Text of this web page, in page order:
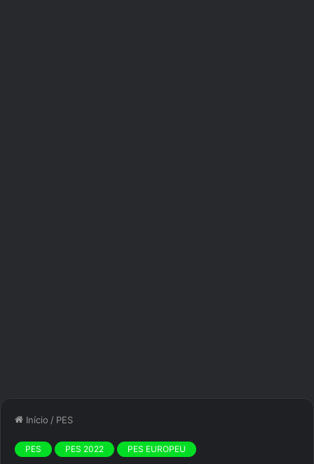
Início / PES
PES PES 2022 PES EUROPEU